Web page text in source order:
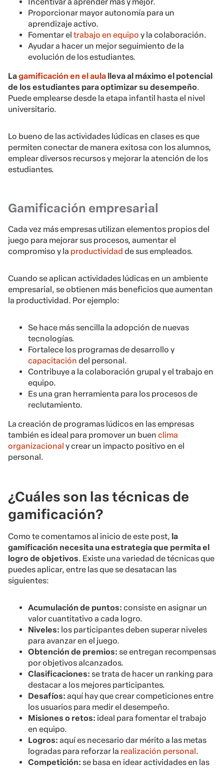
Incentivar a aprender más y mejor.
Proporcionar mayor autonomía para un
aprendizaje activo.
Fomentar el trabajo en equipo y la colaboración.
Ayudar a hacer un mejor seguimiento de la
evolución de los estudiantes.
Lagamificación en el aula lleva al máximo el potencial
de los estudiantes para optimizar su desempeño.
Puede emplearse desde la etapa infantil hasta el nivel
universitario.
Lo bueno de las actividades lúdicas en clases es que
permiten conectar de manera exitosa con los alumnos,
emplear diversos recursos y mejorar la atención de los
estudiantes.
Gamificación empresarial
Cada vez más empresas utilizan elementos propios del
juego para mejorar sus procesos, aumentar el
compromiso y la productividad de sus empleados.
Cuando se aplican actividades lúdicas en un ambiente
empresarial, se obtienen más beneficios que aumentan
la productividad. Por ejemplo:
Se hace más sencilla la adopción de nuevas
tecnologías.
Fortalece los programas de desarrollo y
capacitación del personal.
Contribuye a la colaboración grupal y el trabajo en
equipo.
Es una gran herramienta para los procesos de
reclutamiento.
La creación de programas lúdicos en las empresas
también es ideal para promover un buen clima
organizacional y crear un impacto positivo en el
personal.
¿Cuáles son las técnicas de
gamificación?
Como te comentamos al inicio de este post, la
gamificación necesita una estrategia que permita el
logro de objetivos. Existe una variedad de técnicas que
puedes aplicar, entre las que se desatacan las
siguientes:
Acumulación de puntos: consiste en asignar un
valor cuantitativo a cada logro.
Niveles: los participantes deben superar niveles
para avanzar en el juego.
Obtención de premios: se entregan recompensas
por objetivos alcanzados.
Clasificaciones: se trata de hacer un ranking para
destacar a los mejores participantes.
Desafíos: aquí hay que crear competiciones entre
los usuarios para medir el desempeño.
Misiones o retos: ideal para fomentar el trabajo
en equipo.
Logros: aquí es necesario dar mérito a las metas
logradas para reforzar la realización personal .
Competición: se basa en idear actividades en las